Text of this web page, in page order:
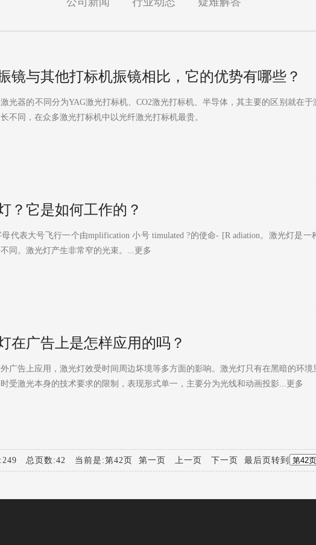
镜与其他打标机振镜相比，它的优势有哪些？
器的不同分为YAG激光打标机、CO2激光打标机、半导体，其主要的区别就在于
不同，在众多激光打标机中以光纤激光打标机最贵。
？它是如何工作的？
表大号飞行一个由mplification 小号 timulated ?的使命- [R adiation。激光灯是一
同。激光灯产生非常窄的光束。...更多
在广告上是怎样应用的吗？
告上应用，激光灯效受时间周边坏境等多方面的影响。激光灯只有在黑暗的环境
受激光本身的技术要求的限制，表现形式单一，主要分为光线和动画投影...更多
总页数:42 当前是:第42页 第一页 上一页 下一页 最后页转到